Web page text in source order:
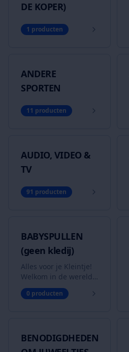
DE KOPER)
1 producten
ANDERE
SPORTEN
11 producten
AUDIO, VIDEO &
TV
91 producten
BABYSPULLEN
(geen kledij)
Alles voor je Kleintje!
Welkom in de wereld
van babyspullen! Ben
je op zoek naar een
een zachte prijs? Of
groeien jouw kinderen
0 producten
BENODIGDHEDEN